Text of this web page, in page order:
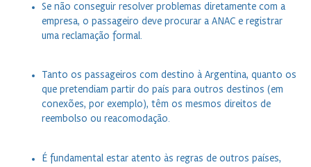
Se não conseguir resolver problemas diretamente com a
empresa, o passageiro deve procurar a ANAC e registrar
uma reclamação formal.
Tanto os passageiros com destino à Argentina, quanto os
que pretendiam partir do país para outros destinos (em
conexões, por exemplo), têm os mesmos direitos de
reembolso ou reacomodação.
É fundamental estar atento às regras de outros países,